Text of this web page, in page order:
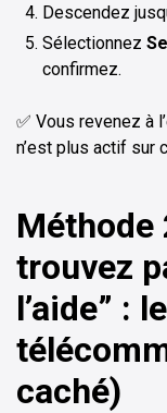
Descendez
Sélectionnez
confirmez.
✅ Vous revenez à
n’est plus actif sur
Méthode
trouvez
l’aide” :
caché)